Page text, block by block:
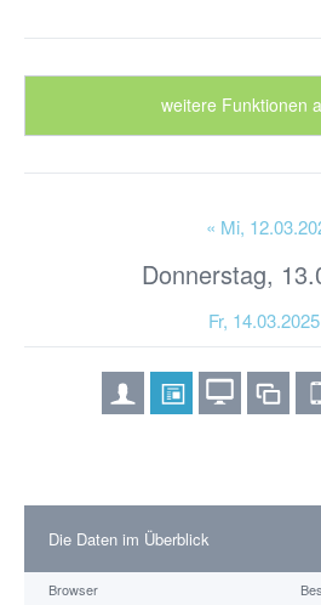
weitere Funktionen
« Mi,
Donnerstag,
Fr,
Die Daten im Überblick
Browser